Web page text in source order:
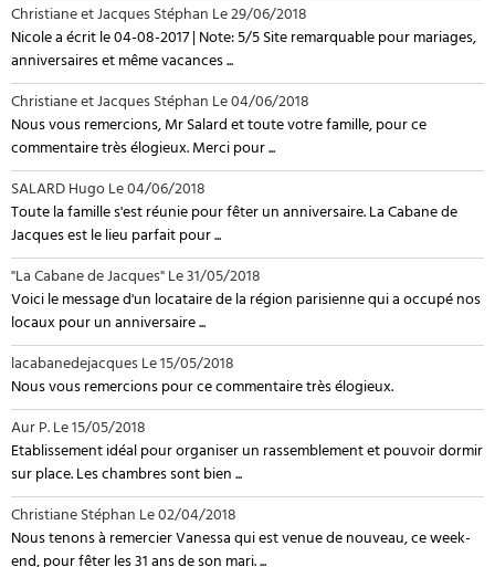
Christiane et Jacques StéphanLe 29/06/2018
Nicole a écrit le 04-08-2017 | Note: 5/5 Site remarquable pour mariages,
anniversaires et même vacances ...
Christiane et Jacques StéphanLe 04/06/2018
Nous vous remercions, Mr Salard et toute votre famille, pour ce
commentaire très élogieux. Merci pour ...
SALARD HugoLe 04/06/2018
Toute la famille s'est réunie pour fêter un anniversaire. La Cabane de
Jacques est le lieu parfait pour ...
"La Cabane de Jacques"Le 31/05/2018
Voici le message d'un locataire de la région parisienne qui a occupé nos
locaux pour un anniversaire ...
lacabanedejacquesLe 15/05/2018
Nous vous remercions pour ce commentaire très élogieux.
Aur P.Le 15/05/2018
Etablissement idéal pour organiser un rassemblement et pouvoir dormir
sur place. Les chambres sont bien ...
Christiane StéphanLe 02/04/2018
Nous tenons à remercier Vanessa qui est venue de nouveau, ce week-